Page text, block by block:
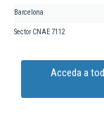
Barcelona
Sector CNAE 7112
Acceda a